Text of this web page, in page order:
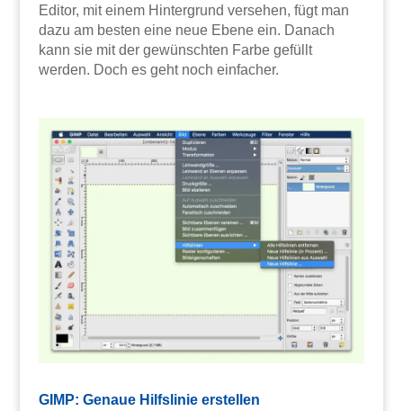
Editor, mit einem Hintergrund versehen, fügt man
dazu am besten eine neue Ebene ein. Danach
kann sie mit der gewünschten Farbe gefüllt
werden. Doch es geht noch einfacher.
GIMP: Genaue Hilfslinie erstellen